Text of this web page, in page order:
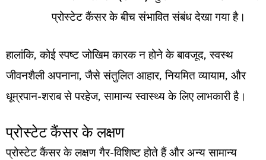
प्रोस्टेट कैंसर के बीच संभावित संबंध देखा गया है।
हालांकि, कोई स्पष्ट जोखिम कारक न होने के बावजूद, स्वस्थ
जीवनशैली अपनाना, जैसे संतुलित आहार, नियमित व्यायाम, और
धूम्रपान-शराब से परहेज, सामान्य स्वास्थ्य के लिए लाभकारी है।
प्रोस्टेट कैंसर के लक्षण
प्रोस्टेट कैंसर के लक्षण गैर-विशिष्ट होते हैं और अन्य सामान्य